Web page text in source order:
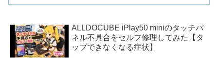
ALLDOCUBE iPlay50 miniのタッチパ
ネル不具合をセルフ修理してみた【タ
ップできなくなる症状】